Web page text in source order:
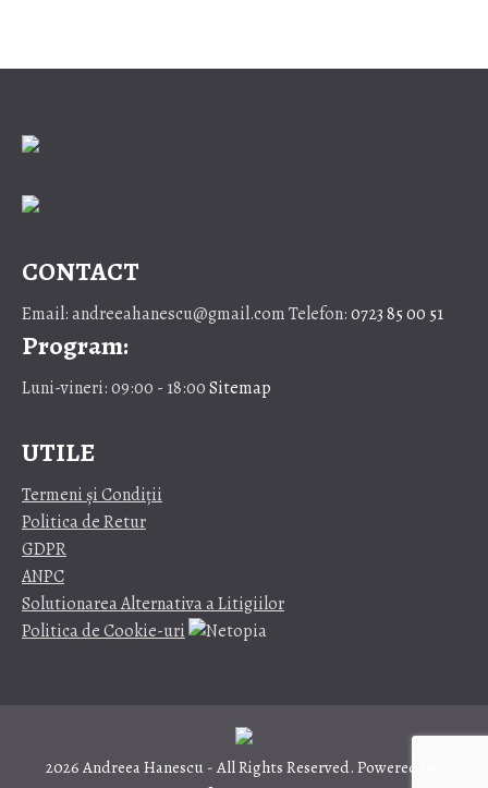
CONTACT
Email: andreeahanescu@gmail.com Telefon:0723 85 00 51
Program:
Luni-vineri: 09:00 - 18:00Sitemap
UTILE
Termeni și Condiții
Politica de Retur
GDPR
ANPC
Solutionarea Alternativa a Litigiilor
Politica de Cookie-uri
2026 Andreea Hanescu - All Rights Reserved. Powered by: